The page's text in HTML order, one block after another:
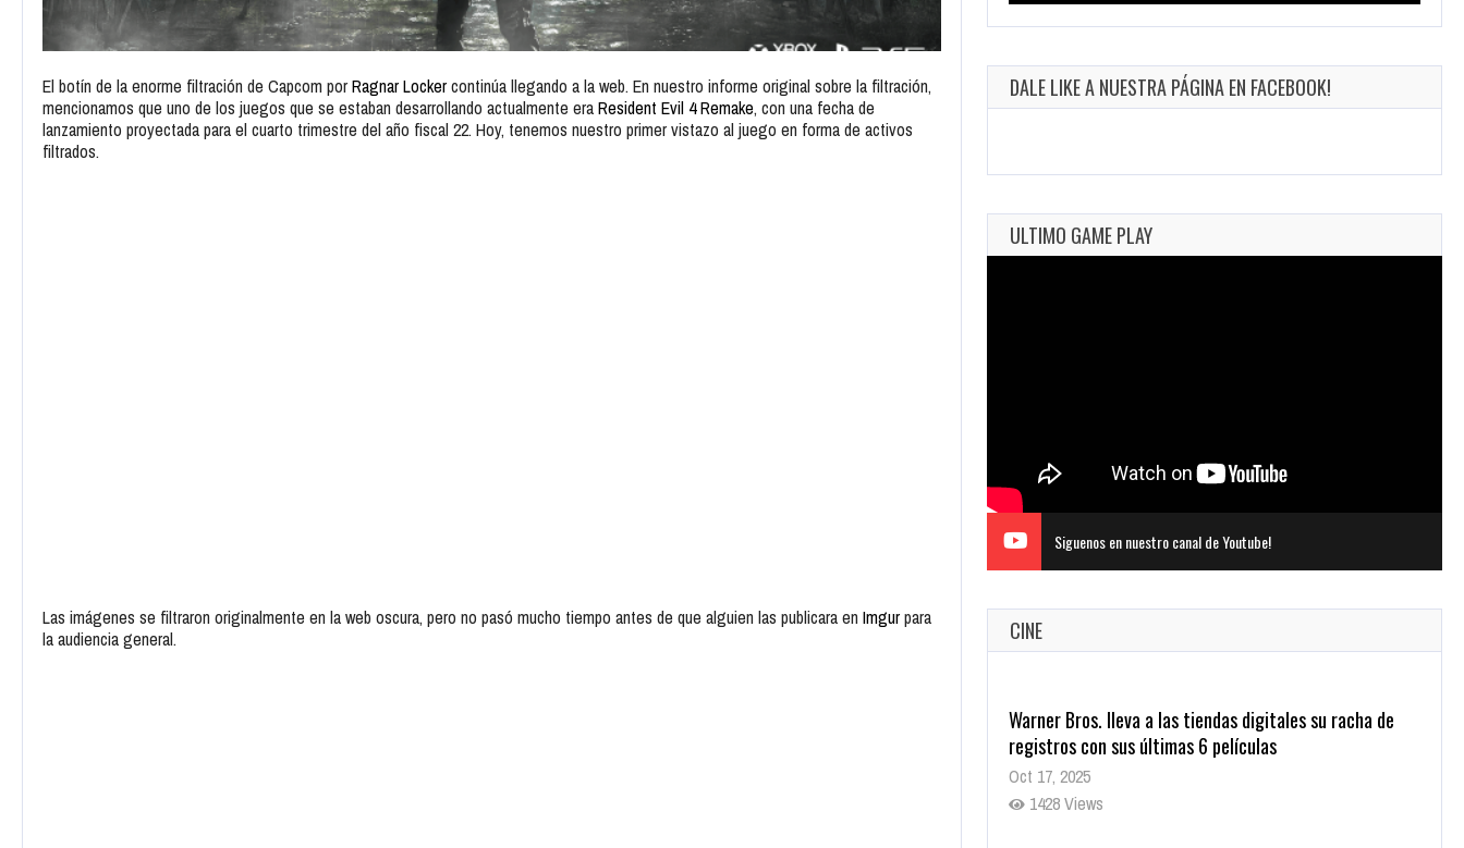
El botín de la enorme filtración de Capcom porRagnar Lockercontinúa llegando a la web. En nuestro informe original sobre la filtración,
mencionamos que uno de los juegos que se estaban desarrollando actualmente eraResident Evil 4 Remake, con una fecha de
lanzamiento proyectada para el cuarto trimestre del año fiscal 22. Hoy, tenemos nuestro primer vistazo al juego en forma de activos
filtrados.
Las imágenes se filtraron originalmente en la web oscura, pero no pasó mucho tiempo antes de que alguien las publicara en Imgurpara
la audiencia general.
DALE LIKE A NUESTRA PÁGINA EN FACEBOOK!
ULTIMO GAME PLAY
Siguenos en nuestro canal de Youtube!
CINE
Warner Bros. lleva a las tiendas digitales su racha de
registros con sus últimas 6 películas
Oct 17, 2025
1428 Views